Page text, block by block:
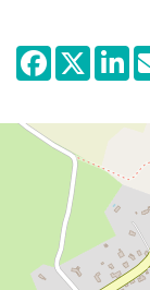
Jahrhundert
eines
eine
Jahre
Stätte